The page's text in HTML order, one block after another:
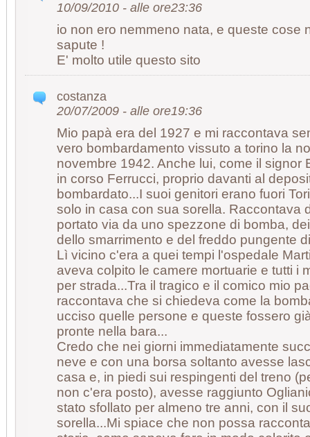
10/09/2010 - alle ore23:36
io non ero nemmeno nata, e queste cose
sapute !
E' molto utile questo sito
costanza
20/07/2009 - alle ore19:36
Mio papà era del 1927 e mi raccontava
vero bombardamento vissuto a torino la
novembre 1942. Anche lui, come il signor
in corso Ferrucci, proprio davanti al
bombardato...I suoi genitori erano fuori
solo in casa con sua sorella. Raccontava
portato via da uno spezzone di bomba,
dello smarrimento e del freddo pungente
Lì vicino c'era a quei tempi l'ospedale
aveva colpito le camere mortuarie e tutti i
per strada...Tra il tragico e il comico mio
raccontava che si chiedeva come la
ucciso quelle persone e queste fossero
pronte nella bara...
Credo che nei giorni immediatamente
neve e con una borsa soltanto avesse
casa e, in piedi sui respingenti del treno
non c'era posto), avesse raggiunto
stato sfollato per almeno tre anni, con il
sorella...Mi spiace che non possa